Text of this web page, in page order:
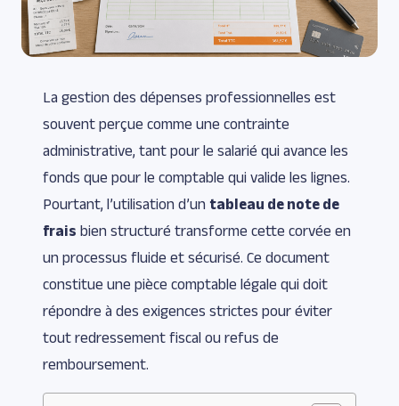
La gestion des dépenses professionnelles est
souvent perçue comme une contrainte
administrative, tant pour le salarié qui avance les
fonds que pour le comptable qui valide les lignes.
Pourtant, l’utilisation d’un tableau de note de
frais bien structuré transforme cette corvée en
un processus fluide et sécurisé. Ce document
constitue une pièce comptable légale qui doit
répondre à des exigences strictes pour éviter
tout redressement fiscal ou refus de
remboursement.